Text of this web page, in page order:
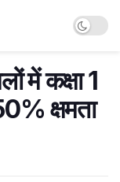
में कक्षा 1
क्षमता